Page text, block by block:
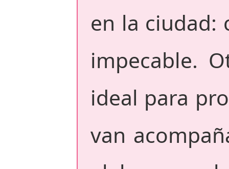
en la ciudad:
impecable.
ideal para
van